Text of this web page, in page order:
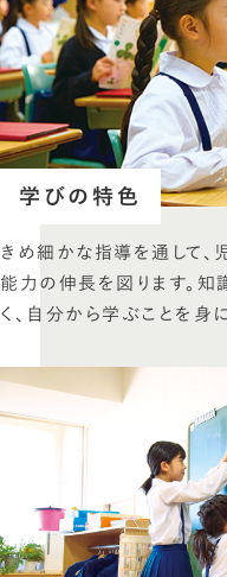
学びの特色
きめ細かな指導を通して
能力の伸長を図ります。知
く、自分から学ぶことを身